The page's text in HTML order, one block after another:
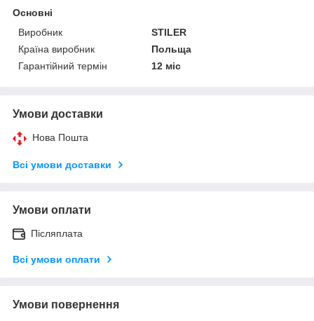
Основні
Виробник
STILER
Країна виробник
Польща
Гарантійний термін
12 міс
Умови доставки
Нова Пошта
Всі умови доставки
Умови оплати
Післяплата
Всі умови оплати
Умови повернення